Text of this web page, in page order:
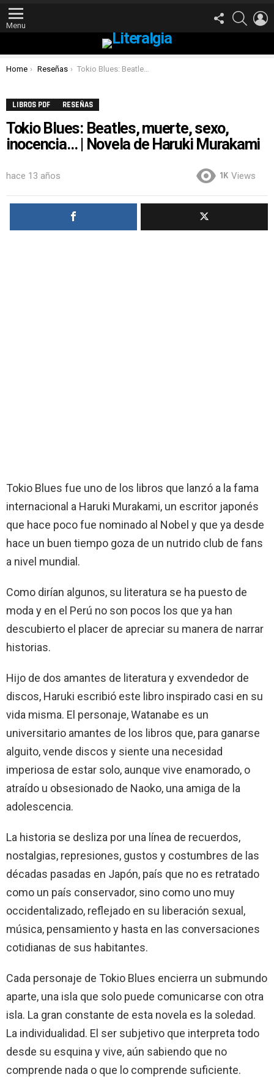
Menu
FOLLOW
US
SEARCH
You are here:
Home Reseñas Tokio Blues: Beatles, muerte, sexo, inocencia… | Novela de Haruki Murakami
LIBROS PDF RESEÑAS
Tokio Blues: Beatles, muerte, sexo,
inocencia… | Novela de Haruki Murakami
hace 13 años 1K Views
Tokio Blues fue uno de los libros que lanzó a la fama
internacional a Haruki Murakami, un escritor japonés
que hace poco fue nominado al Nobel y que ya desde
hace un buen tiempo goza de un nutrido club de fans
a nivel mundial.
Como dirían algunos, su literatura se ha puesto de
moda y en el Perú no son pocos los que ya han
descubierto el placer de apreciar su manera de narrar
historias.
Hijo de dos amantes de literatura y exvendedor de
discos, Haruki escribió este libro inspirado casi en su
vida misma. El personaje, Watanabe es un
universitario amantes de los libros que, para ganarse
alguito, vende discos y siente una necesidad
imperiosa de estar solo, aunque vive enamorado, o
atraído u obsesionado de Naoko, una amiga de la
adolescencia.
La historia se desliza por una línea de recuerdos,
nostalgias, represiones, gustos y costumbres de las
décadas pasadas en Japón, país que no es retratado
como un país conservador, sino como uno muy
occidentalizado, reflejado en su liberación sexual,
música, pensamiento y hasta en las conversaciones
cotidianas de sus habitantes.
Cada personaje de Tokio Blues encierra un submundo
aparte, una isla que solo puede comunicarse con otra
isla. La gran constante de esta novela es la soledad.
La individualidad. El ser subjetivo que interpreta todo
desde su esquina y vive, aún sabiendo que no
comprende nada o que lo comprende suficiente.